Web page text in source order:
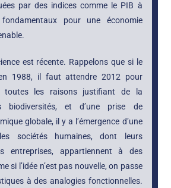
par des indices comme le PIB à
fondamentaux pour une économie
est récente. Rappelons que si le
1988, il faut attendre 2012 pour
toutes les raisons justifiant de la
biodiversités, et d’une prise de
globale, il y a l’émergence d’une
sociétés humaines, dont leurs
entreprises, appartiennent à des
si l’idée n’est pas nouvelle, on passe
à des analogies fonctionnelles.